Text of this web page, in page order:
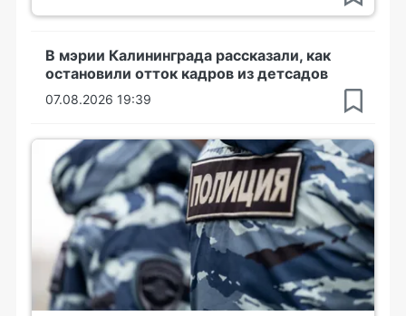
В мэрии Калининграда рассказали, как
остановили отток кадров из детсадов
07.08.2026 19:39